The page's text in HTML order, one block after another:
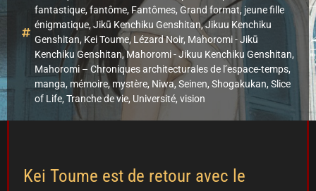
fantastique,fantôme, Fantômes, Grand format, jeune fille
énigmatique, Jikū Kenchiku Genshitan,Jikuu Kenchiku
Genshitan, Kei Toume, Lézard Noir, Mahoromi - Jikū
Kenchiku Genshitan,Mahoromi - Jikuu Kenchiku Genshitan,
Mahoromi – Chroniques architecturales de l’espace-temps,
manga, mémoire, mystère, Niwa,Seinen, Shogakukan,Slice
of Life, Tranche de vie, Université, vision
Kei Toume est de retour avec le